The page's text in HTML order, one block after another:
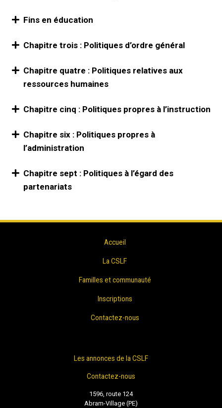
Fins en éducation
Chapitre trois : Politiques d’ordre général
Chapitre quatre : Politiques relatives aux
ressources humaines
Chapitre cinq : Politiques propres à l’instruction
Chapitre six : Politiques propres à
l’administration
Chapitre sept : Politiques à l’égard des
partenariats
Accueil
La CSLF
Familles et communauté
Inscriptions
Contactez-nous
Les annonces de la CSLF
Contactez-nous
1596, route 124
Abram-Village (PE)